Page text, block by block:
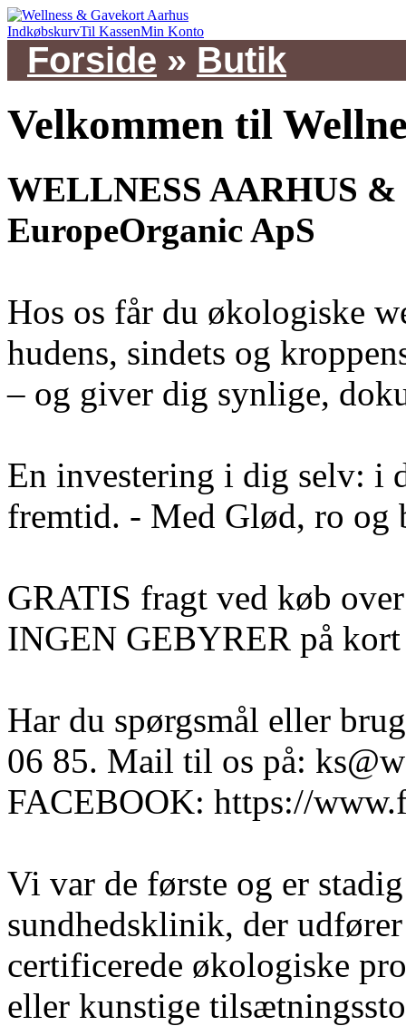
IndkøbskurvTil KassenMin Konto
Forside » Butik
Velkommen til
WELLNESS AARHUS
EuropeOrganic ApS
Hos os får du økologiske
hudens, sindets og
– og giver dig synlige,
En investering i dig selv: i
fremtid. - Med Glød, ro og
GRATIS fragt ved køb
INGEN GEBYRER på
Har du spørgsmål eller
06 85. Mail til os på:
FACEBOOK: https://
Vi var de første og er
sundhedsklinik, der
certificerede økologiske
eller kunstige